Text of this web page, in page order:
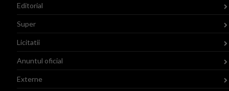
Editorial
Super
Licitatii
Anuntul oficial
Externe